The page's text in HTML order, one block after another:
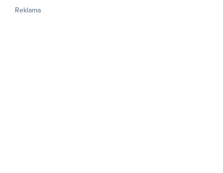
Reklama